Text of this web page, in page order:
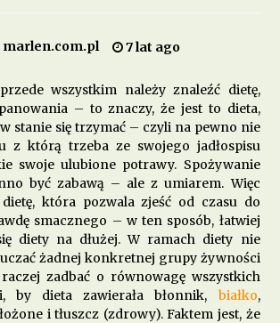
jakie produkty pomagają w leczeniu?
Jakie są korzyści z wprowadzenia do diety
fermentowanych produktów mlecznych?
3 miesiące ago
Dieta w leczeniu chorób serca – jakie produkty
są szczególnie polecane?
5 miesięcy ago
Jakie suplementy warto wprowadzić do diety na
poprawę jakości snu?
5 miesięcy ago
marlen.com.pl 7 lat ago
wszystkim należy znaleźć dietę,
– to znaczy, że jest to dieta,
stanie się trzymać – czyli na pewno nie
z którą trzeba ze swojego jadłospisu
swoje ulubione potrawy. Spożywanie
być zabawą – ale z umiarem. Więc
która pozwala zjeść od czasu do
smacznego – w ten sposób, łatwiej
diety na dłużej. W ramach diety nie
żadnej konkretnej grupy żywności
zadbać o równowagę wszystkich
by dieta zawierała błonnik, białko,
i tłuszcz (zdrowy). Faktem jest, że